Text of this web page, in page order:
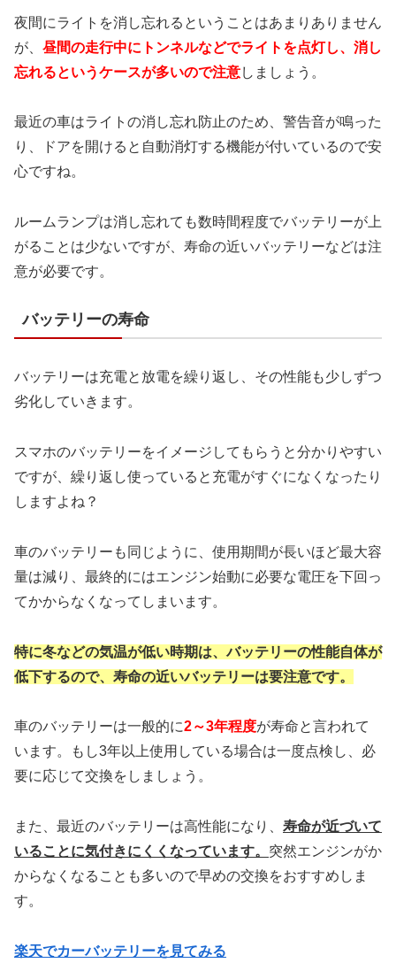
夜間にライトを消し忘れるということはあまりありません
が、 昼間の走行中にトンネルなどでライトを点灯し、消し
忘れるというケースが多いので注意しましょう。
最近の車はライトの消し忘れ防止のため、警告音が鳴った
り、ドアを開けると自動消灯する機能が付いているので安
心ですね。
ルームランプは消し忘れても数時間程度でバッテリーが上
がることは少ないですが、寿命の近いバッテリーなどは注
意が必要です。
バッテリーの寿命
バッテリーは充電と放電を繰り返し、その性能も少しずつ
劣化していきます。
スマホのバッテリーをイメージしてもらうと分かりやすい
ですが、繰り返し使っていると充電がすぐになくなったり
しますよね？
車のバッテリーも同じように、使用期間が長いほど最大容
量は減り、最終的にはエンジン始動に必要な電圧を下回っ
てかからなくなってしまいます。
特に冬などの気温が低い時期は、バッテリーの性能自体が
低下するので、 寿命の近いバッテリーは要注意です。
車のバッテリーは一般的に2～3年程度が寿命と言われて
います。もし3年以上使用している場合は一度点検し、必
要に応じて交換をしましょう。
また、最近のバッテリーは高性能になり、 寿命が近づいて
いることに気付きにくくなっています。 突然エンジンがか
からなくなることも多いので早めの交換をおすすめしま
す。
楽天でカーバッテリーを見てみる